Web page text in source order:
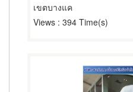
เขตบางแค
Views : 394 Time(s)